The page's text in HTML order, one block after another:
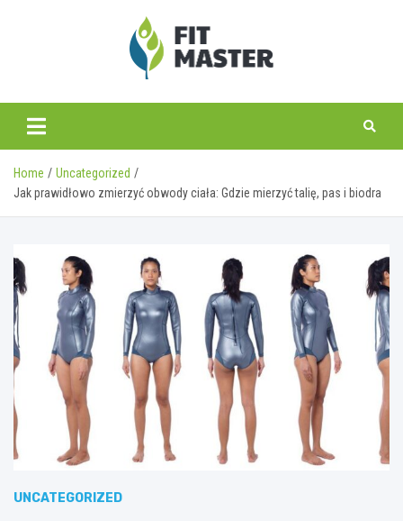
fitmaster.pl
Home
Uncategorized
Jak prawidłowo zmierzyć obwody ciała: Gdzie mierzyć talię, pas i biodra
UNCATEGORIZED